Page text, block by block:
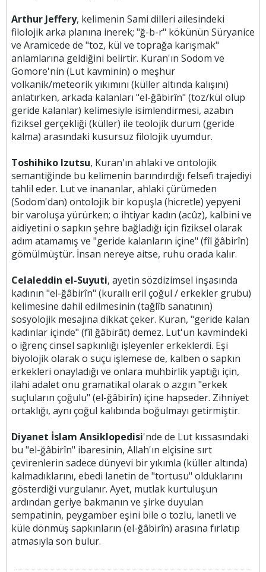
Arthur Jeffery, kelimenin Sami dilleri ailesindeki
filolojik arka planına inerek; "ğ-b-r" kökünün Süryanice
ve Aramicede de "toz, kül ve toprağa karışmak"
anlamlarına geldiğini belirtir. Kuran'ın Sodom ve
Gomore'nin (Lut kavminin) o meşhur
volkanik/meteorik yıkımını (küller altında kalışını)
anlatırken, arkada kalanları "el-ğâbirîn" (toz/kül olup
geride kalanlar) kelimesiyle isimlendirmesi, azabın
fiziksel gerçekliği (küller) ile teolojik durum (geride
kalma) arasındaki kusursuz filolojik uyumdur.
Toshihiko Izutsu, Kuran'ın ahlaki ve ontolojik
semantiğinde bu kelimenin barındırdığı felsefi trajediyi
tahlil eder. Lut ve inananlar, ahlaki çürümeden
(Sodom'dan) ontolojik bir kopuşla (hicretle) yepyeni
bir varoluşa yürürken; o ihtiyar kadın (acûz), kalbini ve
aidiyetini o sapkın şehre bağladığı için fiziksel olarak
adım atamamış ve "geride kalanların içine" (fîl ğâbirîn)
gömülmüştür. İnsan nereye aitse, ruhu orada kalır.
Celaleddin el-Suyuti, ayetin sözdizimsel inşasında
kadının "el-ğâbirîn" (kurallı eril çoğul / erkekler grubu)
kelimesine dahil edilmesinin (tağlîb sanatının)
sosyolojik mesajına dikkat çeker. Kuran, "geride kalan
kadınlar içinde" (fîl ğâbirât) demez. Lut'un kavmindeki
o iğrenç cinsel sapkınlığı işleyenler erkeklerdi. Eşi
biyolojik olarak o suçu işlemese de, kalben o sapkın
erkekleri onayladığı ve onlara muhbirlik yaptığı için,
ilahi adalet onu gramatikal olarak o azgın "erkek
suçluların çoğulu" (el-ğâbirîn) içine hapseder. Zihniyet
ortaklığı, aynı çoğul kalıbında boğulmayı getirmiştir.
Diyanet İslam Ansiklopedisi'nde de Lut kıssasındaki
bu "el-ğâbirîn" ibaresinin, Allah'ın elçisine sırt
çevirenlerin sadece dünyevi bir yıkımla (küller altında)
kalmadıklarını, ebedi lanetin de "tortusu" olduklarını
gösterdiği vurgulanır. Ayet, mutlak kurtuluşun
ardından geriye bakmanın ve şirke duyulan
sempatinin, peygamber eşini bile o tozlu, lanetli ve
küle dönmüş sapkınların (el-ğâbirîn) arasına fırlatıp
atmasıyla son bulur.